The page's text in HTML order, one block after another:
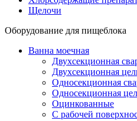
Щелочи
Оборудование для пищеблока
Ванна моечная
Двухсекционная
Двухсекционная
Односекционная
Односекционная
Оцинкованные
С рабочей